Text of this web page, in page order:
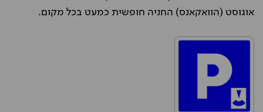
אוגוסט (הוואקאנס) החניה חופשית כמעט בכל מקום.